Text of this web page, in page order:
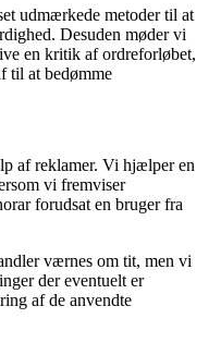
udmærkede metoder til at
Desuden møder vi
en kritik af ordreforløbet,
til at bedømme
af reklamer. Vi hjælper en
vi fremviser
forudsat en bruger fra
værnes om tit, men vi
der eventuelt er
af de anvendte